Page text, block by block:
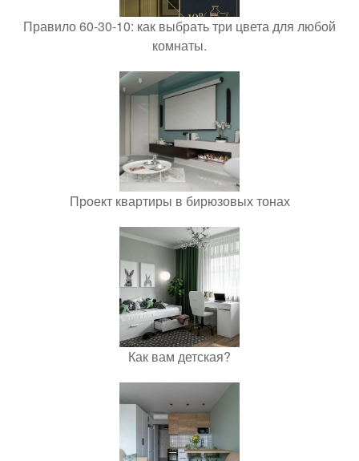
Правило 60-30-10: как выбрать три цвета для любой
комнаты.
Проект квартиры в бирюзовых тонах
Как вам детская?